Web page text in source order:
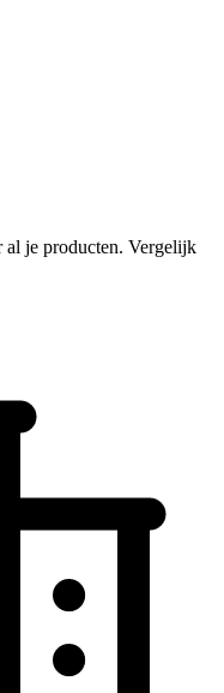
je producten. Vergelijk